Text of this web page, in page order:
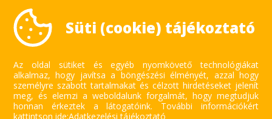
Süti (cookie) tájékoztató
Az oldal sütiket és egyéb nyomkövető technológiákat
alkalmaz, hogy javítsa a böngészési élményét, azzal hogy
személyre szabott tartalmakat és célzott hirdetéseket jelenít
meg, és elemzi a weboldalunk forgalmát, hogy megtudjuk
honnan érkeztek a látogatóink.
További információkért
kattintson ide:Adatkezelési tájékoztató